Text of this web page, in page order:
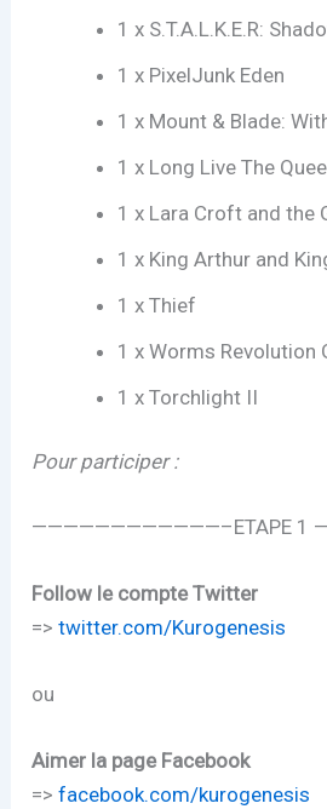
1 x S.T.A.L.K.E.R:
1 x PixelJunk Eden
1 x Mount & Blade:
1 x Long Live The
1 x Lara Croft and the
1 x King Arthur and
1 x Thief
1 x Worms Revolution
1 x Torchlight II
Pour participer :
————————————–ETAPE
Follow le compte Twitter
=>twitter.com/Kurogenesis
ou
Aimer la page Facebook
=>facebook.com/kurogenesis